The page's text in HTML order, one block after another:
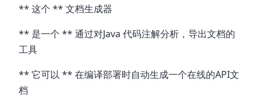
** 这个 ** 文档生成器
** 是一个 ** 通过对Java 代码注解分析，导出文档的
工具
** 它可以 ** 在编译部署时自动生成一个在线的API文
档